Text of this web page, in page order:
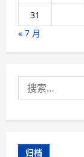
31
« 7 月
索：
归档